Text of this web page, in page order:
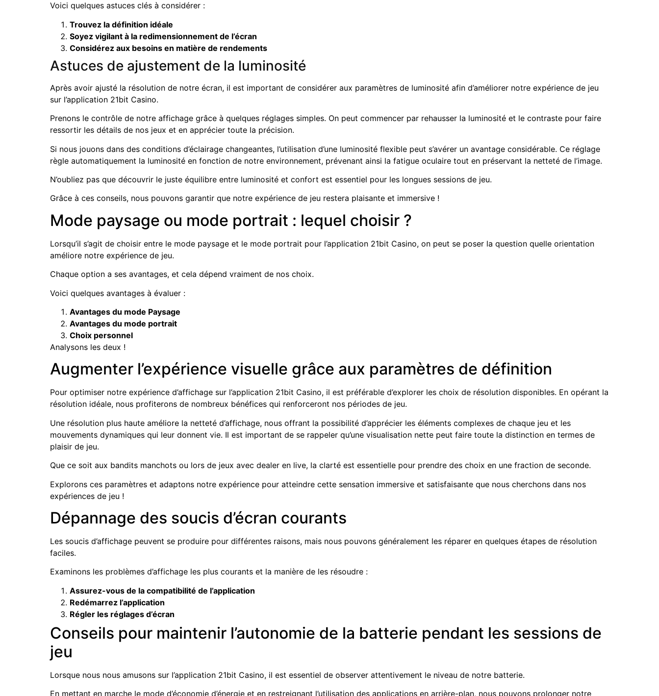
Voici quelques astuces clés à considérer :
Trouvez la définition idéale
Soyez vigilant à la redimensionnement de l’écran
Considérez aux besoins en matière de rendements
Astuces de ajustement de la luminosité
Après avoir ajusté la résolution de notre écran, il est important de considérer aux paramètres de luminosité afin d’améliorer notre expérience de jeu
sur l’application 21bit Casino.
Prenons le contrôle de notre affichage grâce à quelques réglages simples. On peut commencer par rehausser la luminosité et le contraste pour faire
ressortir les détails de nos jeux et en apprécier toute la précision.
Si nous jouons dans des conditions d’éclairage changeantes, l’utilisation d’une luminosité flexible peut s’avérer un avantage considérable. Ce réglage
règle automatiquement la luminosité en fonction de notre environnement, prévenant ainsi la fatigue oculaire tout en préservant la netteté de l’image.
N’oubliez pas que découvrir le juste équilibre entre luminosité et confort est essentiel pour les longues sessions de jeu.
Grâce à ces conseils, nous pouvons garantir que notre expérience de jeu restera plaisante et immersive !
Mode paysage ou mode portrait : lequel choisir ?
Lorsqu’il s’agit de choisir entre le mode paysage et le mode portrait pour l’application 21bit Casino, on peut se poser la question quelle orientation
améliore notre expérience de jeu.
Chaque option a ses avantages, et cela dépend vraiment de nos choix.
Voici quelques avantages à évaluer :
Avantages du mode Paysage
Avantages du mode portrait
Choix personnel
Analysons les deux !
Augmenter l’expérience visuelle grâce aux paramètres de définition
Pour optimiser notre expérience d’affichage sur l’application 21bit Casino, il est préférable d’explorer les choix de résolution disponibles. En opérant la
résolution idéale, nous profiterons de nombreux bénéfices qui renforceront nos périodes de jeu.
Une résolution plus haute améliore la netteté d’affichage, nous offrant la possibilité d’apprécier les éléments complexes de chaque jeu et les
mouvements dynamiques qui leur donnent vie. Il est important de se rappeler qu’une visualisation nette peut faire toute la distinction en termes de
plaisir de jeu.
Que ce soit aux bandits manchots ou lors de jeux avec dealer en live, la clarté est essentielle pour prendre des choix en une fraction de seconde.
Explorons ces paramètres et adaptons notre expérience pour atteindre cette sensation immersive et satisfaisante que nous cherchons dans nos
expériences de jeu !
Dépannage des soucis d’écran courants
Les soucis d’affichage peuvent se produire pour différentes raisons, mais nous pouvons généralement les réparer en quelques étapes de résolution
faciles.
Examinons les problèmes d’affichage les plus courants et la manière de les résoudre :
Assurez-vous de la compatibilité de l’application
Redémarrez l’application
Régler les réglages d’écran
Conseils pour maintenir l’autonomie de la batterie pendant les sessions de
jeu
Lorsque nous nous amusons sur l’application 21bit Casino, il est essentiel de observer attentivement le niveau de notre batterie.
En mettant en marche le mode d’économie d’énergie et en restreignant l’utilisation des applications en arrière-plan, nous pouvons prolonger notre